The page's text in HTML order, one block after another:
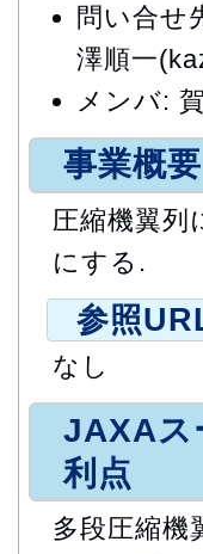
問い合せ
澤順一
メンバ:
事業概要
圧縮機翼列
にする.
参照
なし
JAXAス
利点
多段圧縮機